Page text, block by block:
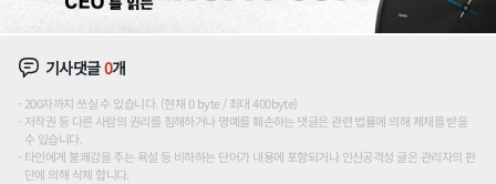
기사댓글0개
200자까지 쓰실 수 있습니다. (현재 0 byte / 최대 400byte)
저작권 등 다른 사람의 권리를 침해하거나 명예를 훼손하는 댓글은 관련 법률에 의해 제재를 받을
수 있습니다.
타인에게 불쾌감을 주는 욕설 등 비하하는 단어가 내용에 포함되거나 인신공격성 글은 관리자의 판
단에 의해 삭제 합니다.